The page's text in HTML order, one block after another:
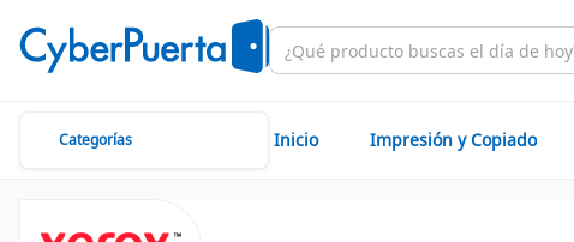
Categorías Inicio Impresión y Copiado